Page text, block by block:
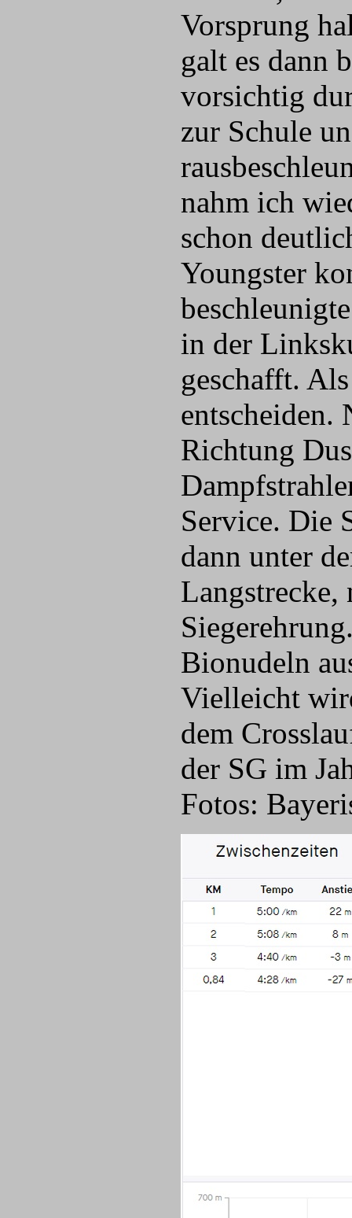
Vorsprung
galt es dann
vorsichtig
zur Schule
nahm ich
schon
Youngster
in der
geschafft.
entscheiden.
Richtung
Service. Die
dann unter
Langstrecke,
Bionudeln
Vielleicht
dem
der SG im
Fotos: